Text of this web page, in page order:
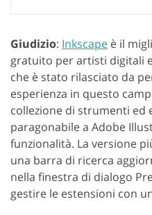
Giudizio: Inkscape è il
gratuito per artisti digitali
che è stato rilasciato da
esperienza in questo
collezione di strumenti ed
paragonabile a Adobe
funzionalità. La versione
una barra di ricerca
nella finestra di dialogo
gestire le estensioni con